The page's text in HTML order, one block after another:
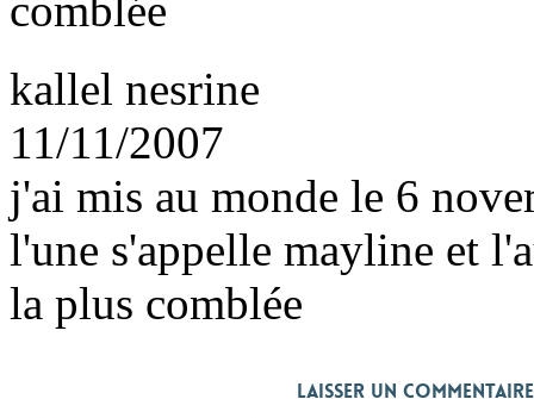
kallel nesrine
11/11/2007
j'ai mis au monde le 6
l'une s'appelle mayline et
la plus comblée
Laisser un commentaire